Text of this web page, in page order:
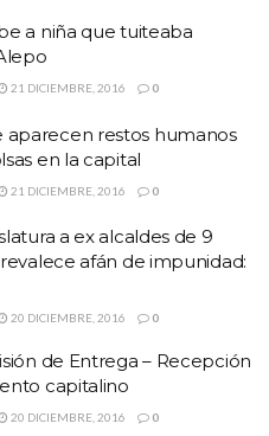
a niña que tuiteaba
21 DICIEMBRE, 2016 0
restos humanos
en la capital
21 DICIEMBRE, 2016 0
a ex alcaldes de 9
afán de impunidad:
20 DICIEMBRE, 2016 0
de Entrega – Recepción
capitalino
20 DICIEMBRE, 2016 0